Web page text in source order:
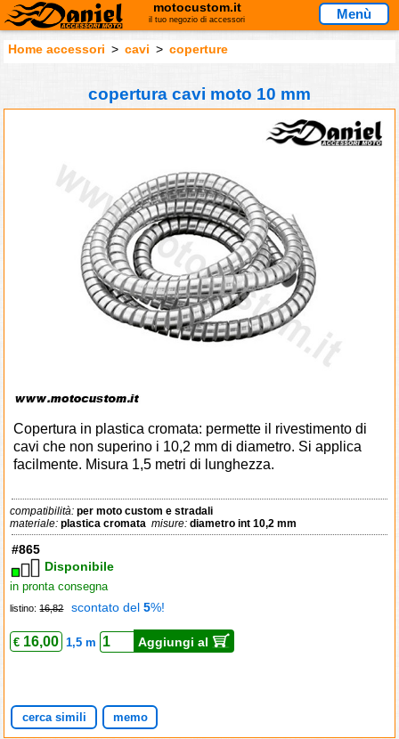
motocustom.it
il tuo negozio di accessori Menù
Home accessori > cavi > coperture
copertura cavi moto 10 mm
Copertura in plastica cromata: permette il rivestimento di
cavi che non superino i 10,2 mm di diametro. Si applica
facilmente. Misura 1,5 metri di lunghezza.
compatibilità:per moto custom e stradali
materiale:plastica cromata misure:diametro int 10,2 mm
#865
Disponibile
in pronta consegna
listino:16,82 scontato del5%!
€ 16,00 1,5 m Aggiungi al
cerca simili memo